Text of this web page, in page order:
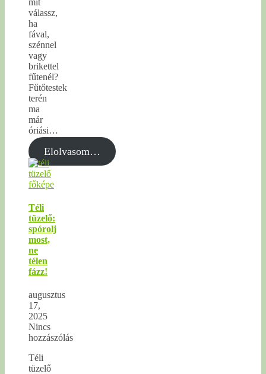
válassz,
ha
fával,
szénnel
vagy
brikettel
fűtenél?
Fűtőtestek
terén
ma
már
óriási…
Elolvasom…
Téli
tüzelő:
spórolj
most,
ne
télen
fázz!
augusztus
17,
2025
Nincs
hozzászólás
Téli
tüzelő